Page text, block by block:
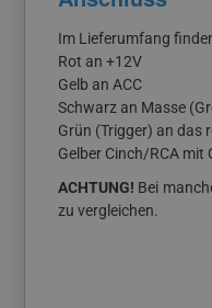
Im Lieferumfang
Rot an +12V
Gelb an ACC
Schwarz an Masse
Grün (Trigger) an das
Gelber Cinch/RCA mit
ACHTUNG! Bei
zu vergleichen.